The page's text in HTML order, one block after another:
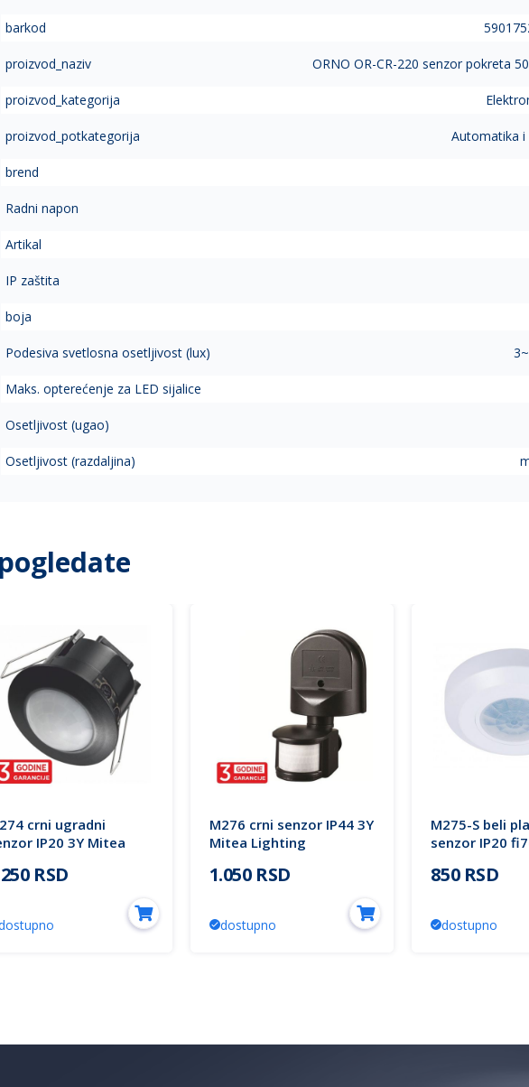
barkod
proizvod_naziv ORNO OR-CR-220 senzor pokreta
proizvod_kategorija
proizvod_potkategorija Automatika
brend
Radni napon
Artikal
IP zaštita
boja
Podesiva svetlosna osetljivost (lux)
Maks. opterećenje za LED sijalice
Osetljivost (ugao)
Osetljivost (razdaljina)
crni ugradni
IP20 3Y Mitea
RSD
M276 crni senzor IP44 3Y
Mitea Lighting
1.050 RSD
dostupno
M275-S beli
senzor IP20
850 RSD
dostupno